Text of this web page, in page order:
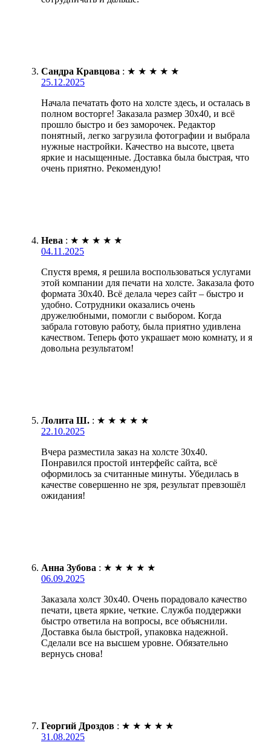
Сандра Кравцова : ★ ★ ★ ★ ★
25.12.2025
Начала печатать фото на холсте здесь, и осталась в
полном восторге! Заказала размер 30х40, и всё
прошло быстро и без заморочек. Редактор
понятный, легко загрузила фотографии и выбрала
нужные настройки. Качество на высоте, цвета
яркие и насыщенные. Доставка была быстрая, что
очень приятно. Рекомендую!
Нева : ★ ★ ★ ★ ★
04.11.2025
Спустя время, я решила воспользоваться услугами
этой компании для печати на холсте. Заказала фото
формата 30х40. Всё делала через сайт – быстро и
удобно. Сотрудники оказались очень
дружелюбными, помогли с выбором. Когда
забрала готовую работу, была приятно удивлена
качеством. Теперь фото украшает мою комнату, и я
довольна результатом!
Лолита Ш. : ★ ★ ★ ★ ★
22.10.2025
Вчера разместила заказ на холсте 30х40.
Понравился простой интерфейс сайта, всё
оформилось за считанные минуты. Убедилась в
качестве совершенно не зря, результат превзошёл
ожидания!
Анна Зубова : ★ ★ ★ ★ ★
06.09.2025
Заказала холст 30х40. Очень порадовало качество
печати, цвета яркие, четкие. Служба поддержки
быстро ответила на вопросы, все объяснили.
Доставка была быстрой, упаковка надежной.
Сделали все на высшем уровне. Обязательно
вернусь снова!
Георгий Дроздов : ★ ★ ★ ★ ★
31.08.2025